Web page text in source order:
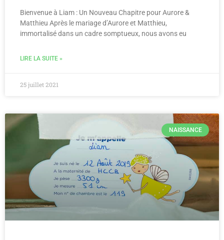
Bienvenue à Liam : Un Nouveau Chapitre pour Aurore &
Matthieu Après le mariage d’Aurore et Matthieu,
immortalisé dans un cadre somptueux, nous avons eu
LIRE LA SUITE »
25 juillet 2021
NAISSANCE